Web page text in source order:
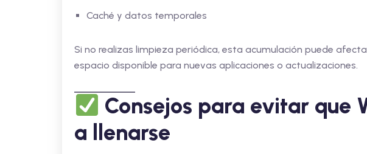
Caché y datos temporales
Si no realizas limpieza periódica, esta acumulación puede
espacio disponible para nuevas aplicaciones o actualizaciones.
Consejos para evitar que
a llenarse